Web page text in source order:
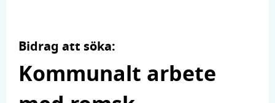
Bidrag att söka:
Kommunalt arbete